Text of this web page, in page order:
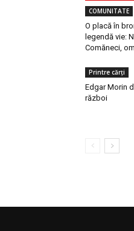
COMUNITATE
O placă în
legendă vie:
Comăneci,
Printre cărți
Edgar Morin
război